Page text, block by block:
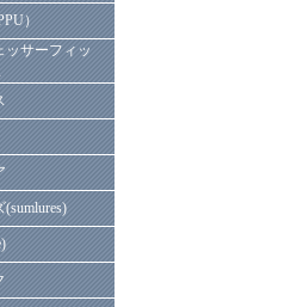
）
ッサーフィッ
(sumlures)